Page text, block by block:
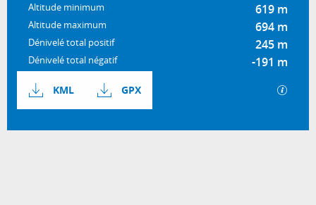
Altitude minimum 619 m
Altitude maximum 694 m
Dénivelé total positif 245 m
Dénivelé total négatif -191 m
Documentation
KML GPX